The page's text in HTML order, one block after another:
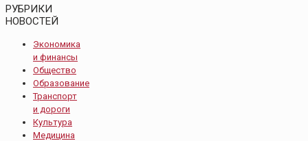
РУБРИКИ
НОВОСТЕЙ
Экономика
и финансы
Общество
Образование
Транспорт
и дороги
Культура
Медицина